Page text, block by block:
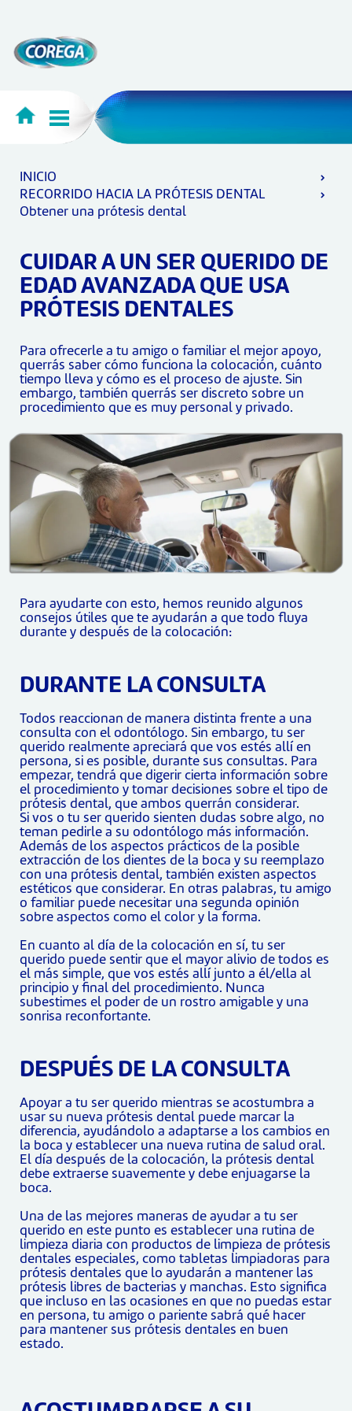
INICIO
RECORRIDO HACIA LA PRÓTESIS DENTAL
Obtener una prótesis dental
CUIDAR A UN SER QUERIDO DE
EDAD AVANZADA QUE USA
PRÓTESIS DENTALES
Para ofrecerle a tu amigo o familiar el mejor apoyo,
querrás saber cómo funciona la colocación, cuánto
tiempo lleva y cómo es el proceso de ajuste. Sin
embargo, también querrás ser discreto sobre un
procedimiento que es muy personal y privado.
Para ayudarte con esto, hemos reunido algunos
consejos útiles que te ayudarán a que todo fluya
durante y después de la colocación:
DURANTE LA CONSULTA
Todos reaccionan de manera distinta frente a una
consulta con el odontólogo. Sin embargo, tu ser
querido realmente apreciará que vos estés allí en
persona, si es posible, durante sus consultas. Para
empezar, tendrá que digerir cierta información sobre
el procedimiento y tomar decisiones sobre el tipo de
prótesis dental, que ambos querrán considerar.
Si vos o tu ser querido sienten dudas sobre algo, no
teman pedirle a su odontólogo más información.
Además de los aspectos prácticos de la posible
extracción de los dientes de la boca y su reemplazo
con una prótesis dental, también existen aspectos
estéticos que considerar. En otras palabras, tu amigo
o familiar puede necesitar una segunda opinión
sobre aspectos como el color y la forma.
En cuanto al día de la colocación en sí, tu ser
querido puede sentir que el mayor alivio de todos es
el más simple, que vos estés allí junto a él/ella al
principio y final del procedimiento. Nunca
subestimes el poder de un rostro amigable y una
sonrisa reconfortante.
DESPUÉS DE LA CONSULTA
Apoyar a tu ser querido mientras se acostumbra a
usar su nueva prótesis dental puede marcar la
diferencia, ayudándolo a adaptarse a los cambios en
la boca y establecer una nueva rutina de salud oral.
El día después de la colocación, la prótesis dental
debe extraerse suavemente y debe enjuagarse la
boca.
Una de las mejores maneras de ayudar a tu ser
querido en este punto es establecer una rutina de
limpieza diaria con productos de limpieza de prótesis
dentales especiales, como tabletas limpiadoras para
prótesis dentales que lo ayudarán a mantener las
prótesis libres de bacterias y manchas. Esto significa
que incluso en las ocasiones en que no puedas estar
en persona, tu amigo o pariente sabrá qué hacer
para mantener sus prótesis dentales en buen
estado.